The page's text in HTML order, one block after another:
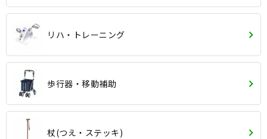
リハ・トレーニング
歩行器・移動補助
杖(つえ・ステッキ)